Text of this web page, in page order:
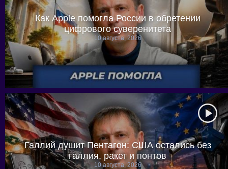
Как Apple помогла России в обретении
цифрового суверенитета
10 августа, 2026
Галлий душит Пентагон: США остались без
галлия, ракет и понтов
10 августа, 2026